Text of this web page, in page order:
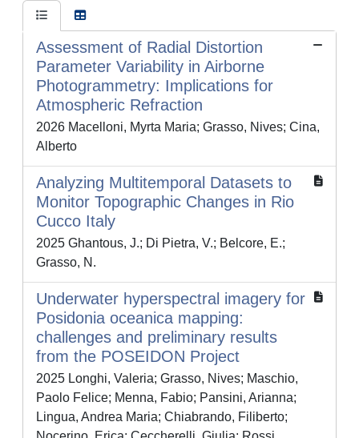
Assessment of Radial Distortion
Parameter Variability in Airborne
Photogrammetry: Implications for
Atmospheric Refraction
2026 Macelloni, Myrta Maria; Grasso, Nives; Cina,
Alberto
Analyzing Multitemporal Datasets to
Monitor Topographic Changes in Rio
Cucco Italy
2025 Ghantous, J.; Di Pietra, V.; Belcore, E.;
Grasso, N.
Underwater hyperspectral imagery for
Posidonia oceanica mapping:
challenges and preliminary results
from the POSEIDON Project
2025 Longhi, Valeria; Grasso, Nives; Maschio,
Paolo Felice; Menna, Fabio; Pansini, Arianna;
Lingua, Andrea Maria; Chiabrando, Filiberto;